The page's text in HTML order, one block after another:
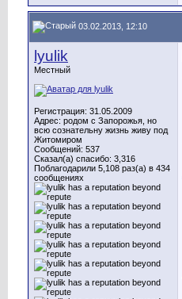
03.02.2013, 12:10
lyulik
Местный
Регистрация: 31.05.2009
Адрес: родом с Запорожья, но
всю сознательну жизнь живу под
Житомиром
Сообщений: 537
Сказал(а) спасибо: 3,316
Поблагодарили 5,108 раз(а) в 434
сообщениях